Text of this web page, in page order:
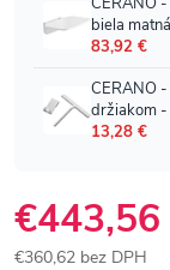
€443,56
€360,62 bez DPH